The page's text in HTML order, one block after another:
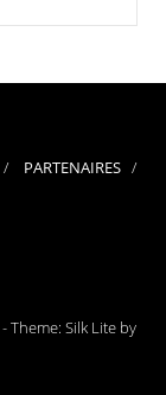
PARTENAIRES
-Theme: Silk Lite by